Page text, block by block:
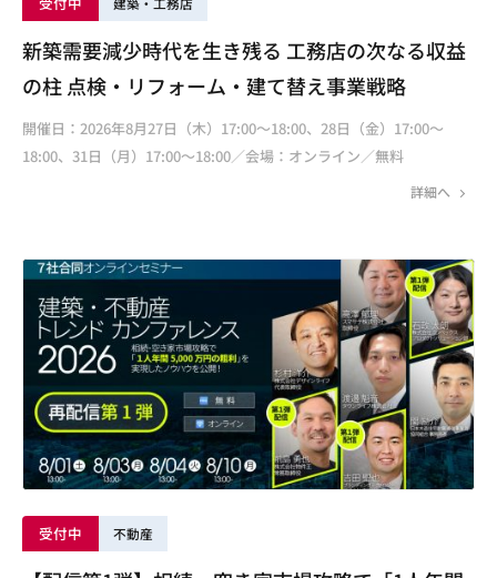
新築需要減少時代を生き残る 工務店の次なる収益
の柱 点検・リフォーム・建て替え事業戦略
開催日：2026年8月27日（木）17:00～18:00、28日（金）17:00～
18:00、31日（月）17:00～18:00／会場：オンライン／無料
詳細へ
受付中 不動産